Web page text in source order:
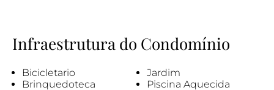
Infraestrutura do Condomínio
Bicicletario
Brinquedoteca
Jardim
Piscina Aquecida